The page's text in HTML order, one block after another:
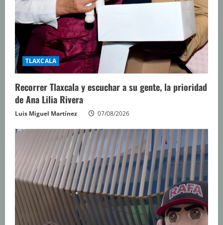
TLAXCALA
Recorrer Tlaxcala y escuchar a su gente, la prioridad
de Ana Lilia Rivera
Luis Miguel Martínez 07/08/2026